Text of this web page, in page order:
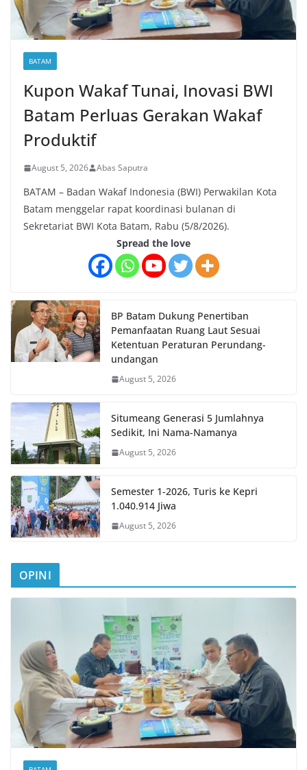
BATAM
Kupon Wakaf Tunai, Inovasi BWI
Batam Perluas Gerakan Wakaf
Produktif
August 5, 2026 Abas Saputra
BATAM – Badan Wakaf Indonesia (BWI) Perwakilan Kota
Batam menggelar rapat koordinasi bulanan di
Sekretariat BWI Kota Batam, Rabu (5/8/2026).
Spread the love
BP Batam Dukung Penertiban
Pemanfaatan Ruang Laut Sesuai
Ketentuan Peraturan Perundang-
undangan
August 5, 2026
Situmeang Generasi 5 Jumlahnya
Sedikit, Ini Nama-Namanya
August 5, 2026
Semester 1-2026, Turis ke Kepri
1.040.914 Jiwa
August 5, 2026
OPINI